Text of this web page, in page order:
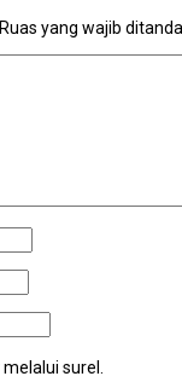
Ruas yang wajib
surel.